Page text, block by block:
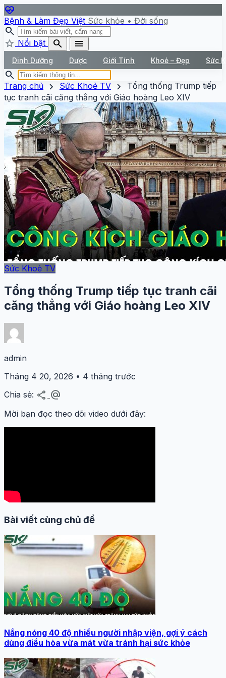
ecg_heart
Bệnh & Làm Đẹp Việt Sức khỏe • Đời sống
search
star Nổi bật search menu
Dinh Dưỡng Dược Giới Tính Khoẻ – Đẹp Sức
search
Trang chủ chevron_right Sức Khoẻ TV chevron_right
Tổng thống Trump tiếp
tục tranh cãi căng thẳng với Giáo hoàng Leo XIV
Sức Khoẻ TV
Tổng thống Trump tiếp tục tranh cãi
căng thẳng với Giáo hoàng Leo XIV
admin
Tháng 4 20, 2026 • 4 tháng trước
Chia sẻ: share alternate_email
Mời bạn đọc theo dõi video dưới đây:
Bài viết cùng chủ đề
Nắng nóng 40 độ nhiều người nhập viện, gợi ý cách
dùng điều hòa vừa mát vừa tránh hại sức khỏe